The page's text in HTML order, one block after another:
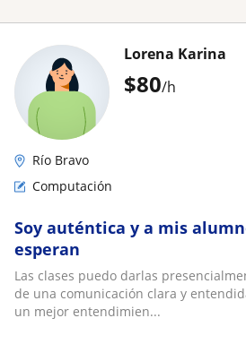
$80/h
Lorena Karina
Río Bravo
Computación
Soy auténtica y a mis
esperan
Las clases puedo darlas
de una comunicación clara y
un mejor entendimien...